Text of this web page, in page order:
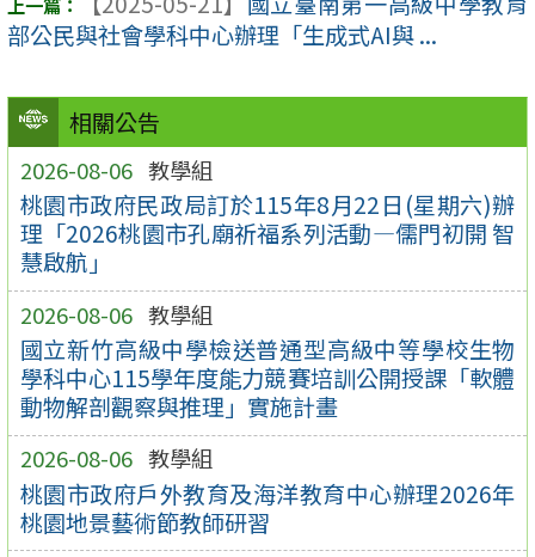
相關公告
2026-08-06 教學組
桃園市政府民政局訂於115年8月22日(星期六)辦
理「2026桃園市孔廟祈福系列活動—儒門初開 智
慧啟航」
2026-08-06 教學組
國立新竹高級中學檢送普通型高級中等學校生物
學科中心115學年度能力競賽培訓公開授課「軟體
動物解剖觀察與推理」實施計畫
2026-08-06 教學組
桃園市政府戶外教育及海洋教育中心辦理2026年
桃園地景藝術節教師研習
部公民與社會學科中心辦理「生成式AI與 ...